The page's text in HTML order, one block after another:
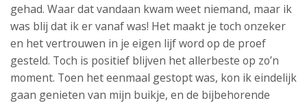
gehad. Waar dat vandaan kwam weet niemand, maar ik
was blij dat ik er vanaf was! Het maakt je toch onzeker
en het vertrouwen in je eigen lijf word op de proef
gesteld. Toch is positief blijven het allerbeste op zo’n
moment. Toen het eenmaal gestopt was, kon ik eindelijk
gaan genieten van mijn buikje, en de bijbehorende